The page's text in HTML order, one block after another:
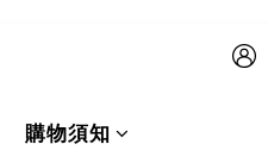
購物須知